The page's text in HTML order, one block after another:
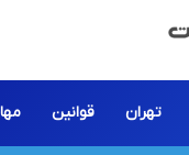
تهران قوانین